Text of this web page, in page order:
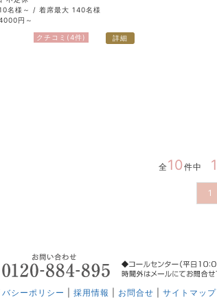
名様～ / 着席最大 140名様
円～
クチコミ(4件) 詳細
全10件中 1
1
バシーポリシー 採用情報 お問合せ サイトマップ